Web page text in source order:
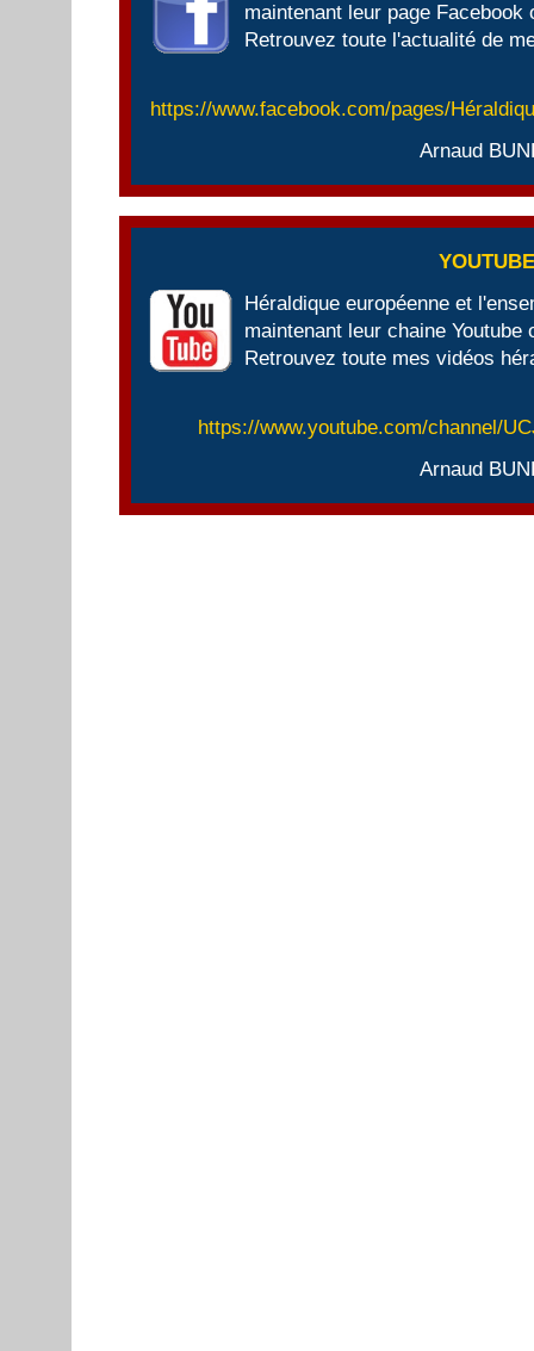
maintenant leur page Facebook
Retrouvez toute l'actualité de
https://www.facebook.com/pages/
Arnaud
Héraldique européenne et
maintenant leur chaine Youtube
Retrouvez toute mes vidéos
https://www.youtube.com/channel/
Arnaud